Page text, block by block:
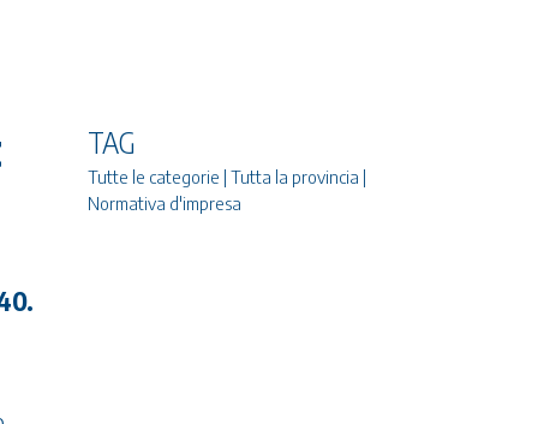
TAG
Tutte le categorie | Tutta la provincia |
Normativa d'impresa